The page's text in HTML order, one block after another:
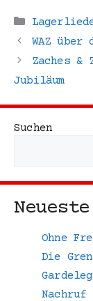
WAZ über
Zaches
Jubiläum
Suchen
Ohne
Die
Nachruf